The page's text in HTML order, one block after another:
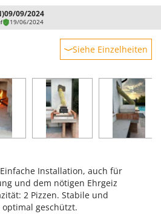
09/09/2024
19/06/2024
Siehe Einzelheiten
Installation, auch für
und dem nötigen Ehrgeiz
2 Pizzen. Stabile und
geschützt.